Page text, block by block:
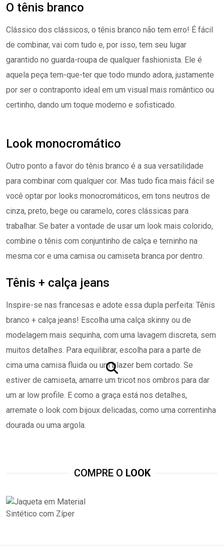
O tênis branco
Clássico dos clássicos, o tênis branco não tem erro! É fácil
de combinar, vai com tudo e, por isso, tem seu lugar
garantido no guarda-roupa de qualquer fashionista. Ele é
aquela peça tem-que-ter que todo mundo adora, justamente
por ser o contraponto ideal em um visual mais romântico ou
certinho, dando um toque moderno e sofisticado.
Look monocromático
Outro ponto a favor do tênis branco é a sua versatilidade
para combinar com qualquer cor. Mas tudo fica mais fácil se
você optar por looks monocromáticos, em tons neutros de
cinza, preto, bege ou caramelo, cores clássicas para
trabalhar. Se bater a vontade de usar um look mais colorido,
combine o tênis com conjuntinho de calça e terninho na
mesma cor e uma camisa ou camiseta branca por dentro.
Tênis + calça jeans
Inspire-se nas francesas e adote essa dupla perfeita: Tênis
branco + calça jeans! Escolha uma calça skinny ou de
modelagem mais sequinha, com uma lavagem discreta, sem
muitos detalhes. Para equilibrar, escolha para a parte de
cima uma camisa fluida ou um blazer bem cortado. Se
estiver de camiseta, amarre um tricot nos ombros para dar
um ar low profile. E como a graça está nos detalhes,
arremate o look com bijoux delicadas, como uma correntinha
dourada ou uma argola.
COMPRE O LOOK